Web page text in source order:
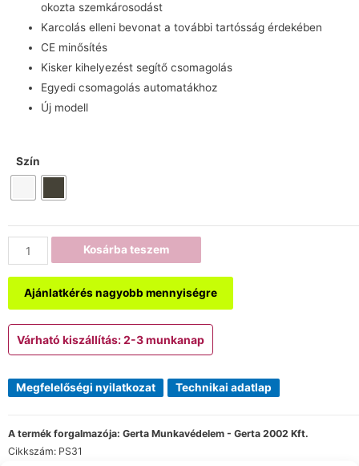
okozta szemkárosodást
Karcolás elleni bevonat a további tartósság érdekében
CE minősítés
Kisker kihelyezést segítő csomagolás
Egyedi csomagolás automatákhoz
Új modell
Szín
Kosárba teszem
Ajánlatkérés nagyobb mennyiségre
Várható kiszállítás: 2-3 munkanap
Megfelelőségi nyilatkozat Technikai adatlap
A termék forgalmazója: Gerta Munkavédelem - Gerta 2002 Kft.
Cikkszám: PS31